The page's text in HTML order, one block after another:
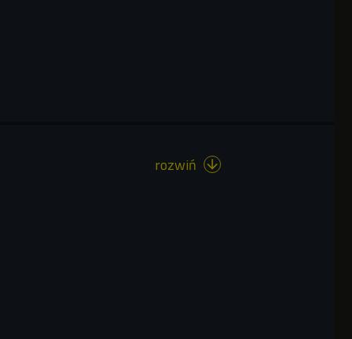
rozwiń 